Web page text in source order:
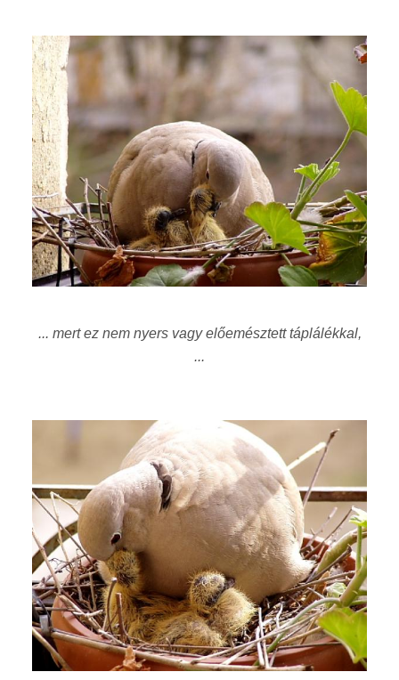
... mert ez nem nyers vagy előemésztett táplálékkal,
...